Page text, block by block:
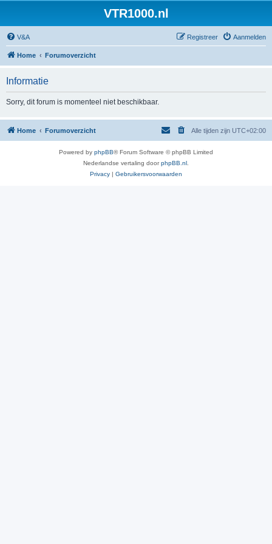
VTR1000.nl
V&A Aanmelden
Registreer
Home Forumoverzicht
Informatie
Sorry, dit forum is momenteel niet beschikbaar.
Home Forumoverzicht Alle tijden zijn UTC+02:00
Powered by phpBB® Forum Software © phpBB Limited
Nederlandse vertaling doorphpBB.nl
Privacy | Gebruikersvoorwaarden